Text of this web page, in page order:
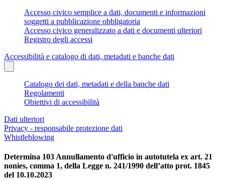
Accesso civico semplice a dati, documenti e informazioni
soggetti a pubblicazione obbligatoria
Accesso civico generalizzato a dati e documenti ulteriori
Registro degli accessi
Accessibilità e catalogo di dati, metadati e banche dati
Catalogo dei dati, metadati e della banche dati
Regolamenti
Obiettivi di accessibilità
Dati ulteriori
Privacy - responsabile protezione dati
Whistleblowing
Determina 103 Annullamento d'ufficio in autotutela ex art. 21
nonies, comma 1, della Legge n. 241/1990 dell’atto prot. 1845
del 10.10.2023